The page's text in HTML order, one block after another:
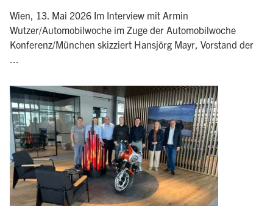
Wien, 13. Mai 2026 Im Interview mit Armin
Wutzer/Automobilwoche im Zuge der Automobilwoche
Konferenz/München skizziert Hansjörg Mayr, Vorstand der
...